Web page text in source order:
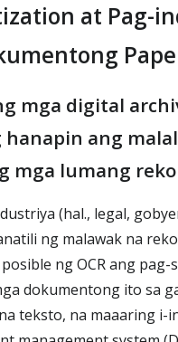
at Pag-
mga digital
hanapin ang
mga lumang
(hal., legal,
ng malawak na
ng OCR ang pag-
dokumentong ito sa
teksto, na maaaring i-